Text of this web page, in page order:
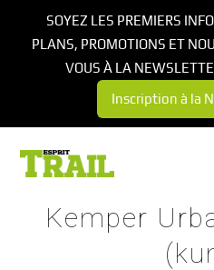
Kemper
SOYEZ LES PREMIERS
PLANS, PROMOTIONS ET
VOUS À LA
Inscription à la